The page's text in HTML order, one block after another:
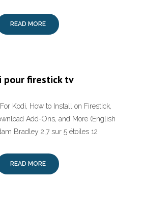
READ MORE
pour firestick tv
Kodi, How to Install on Firestick,
Add-Ons, and More (English
Bradley 2,7 sur 5 étoiles 12
READ MORE